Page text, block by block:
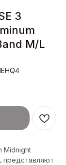
3
M/L
Midnight
представляют